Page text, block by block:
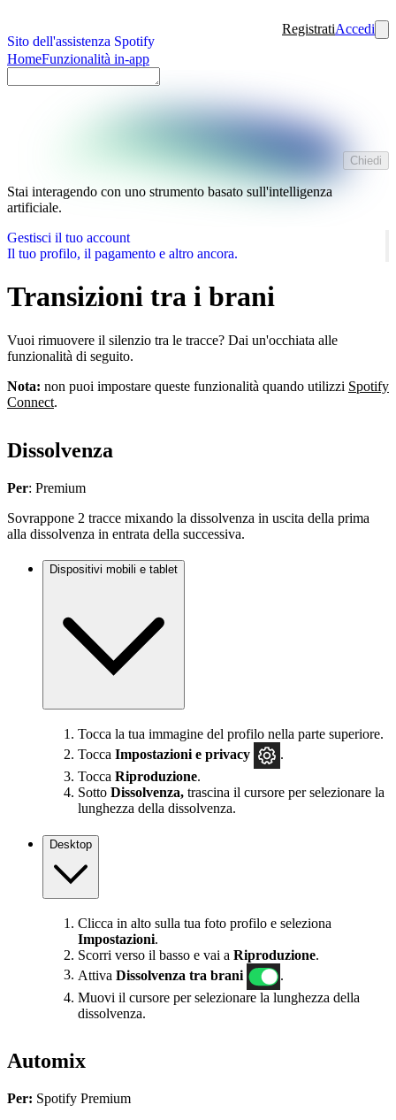
Sito dell'assistenza Spotify
RegistratiAccedi
HomeFunzionalità in-app
Chiedi
Stai interagendo con uno strumento basato sull'intelligenza
artificiale.
Gestisci il tuo account
Il tuo profilo, il pagamento e altro ancora.
Transizioni tra i brani
Vuoi rimuovere il silenzio tra le tracce? Dai un'occhiata alle
funzionalità di seguito.
Nota: non puoi impostare queste funzionalità quando utilizzi Spotify
Connect.
Dissolvenza
Per: Premium
Sovrappone 2 tracce mixando la dissolvenza in uscita della prima
alla dissolvenza in entrata della successiva.
Dispositivi mobili e tablet
Tocca la tua immagine del profilo nella parte superiore.
Tocca Impostazioni e privacy
.
Tocca Riproduzione.
Sotto Dissolvenza, trascina il cursore per selezionare la
lunghezza della dissolvenza.
Desktop
Clicca in alto sulla tua foto profilo e seleziona
Impostazioni.
Scorri verso il basso e vai a Riproduzione.
Attiva Dissolvenza tra brani
Muovi il cursore per selezionare la lunghezza della
dissolvenza.
Automix
Per: Spotify Premium